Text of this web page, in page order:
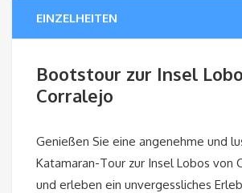
EINZELHEITEN
Bootstour zur Insel
Corralejo
Genießen Sie eine angenehme und
Katamaran-Tour zur Insel Lobos von
und erleben ein unvergessliches